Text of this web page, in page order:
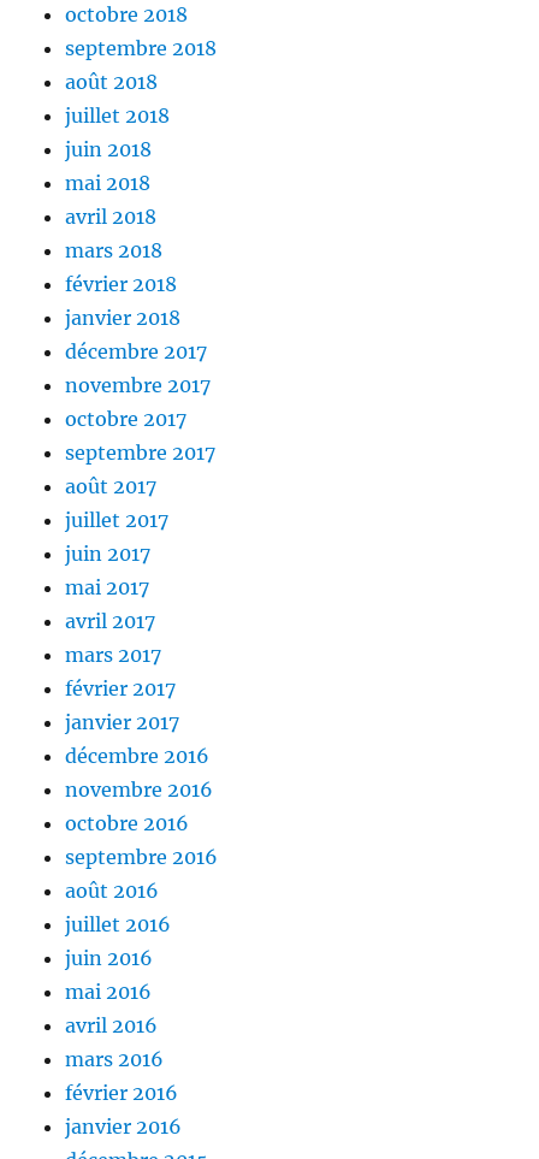
octobre 2018
septembre 2018
août 2018
juillet 2018
juin 2018
mai 2018
avril 2018
mars 2018
février 2018
janvier 2018
décembre 2017
novembre 2017
octobre 2017
septembre 2017
août 2017
juillet 2017
juin 2017
mai 2017
avril 2017
mars 2017
février 2017
janvier 2017
décembre 2016
novembre 2016
octobre 2016
septembre 2016
août 2016
juillet 2016
juin 2016
mai 2016
avril 2016
mars 2016
février 2016
janvier 2016